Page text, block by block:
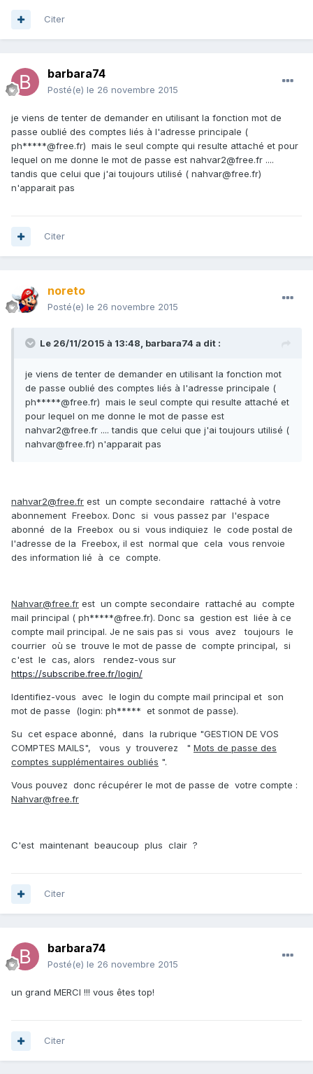
Citer
barbara74
Posté(e) le 26 novembre 2015
je viens de tenter de demander en utilisant la fonction mot de
passe oublié des comptes liés à l'adresse principale (
ph*****@free.fr) mais le seul compte qui resulte attaché et pour
lequel on me donne le mot de passe est nahvar2@free.fr ....
tandis que celui que j'ai toujours utilisé ( nahvar@free.fr)
n'apparait pas
Citer
noreto
Posté(e) le 26 novembre 2015
Le 26/11/2015 à 13:48, barbara74 a dit :
je viens de tenter de demander en utilisant la fonction mot
de passe oublié des comptes liés à l'adresse principale (
ph*****@free.fr) mais le seul compte qui resulte attaché et
pour lequel on me donne le mot de passe est
nahvar2@free.fr .... tandis que celui que j'ai toujours utilisé (
nahvar@free.fr) n'apparait pas
nahvar2@free.fr est un compte secondaire rattaché à votre
abonnement Freebox. Donc si vous passez par l'espace
abonné de la Freebox ou si vous indiquiez le code postal de
l'adresse de la Freebox, il est normal que cela vous renvoie
des information lié à ce compte.
Nahvar@free.fr est un compte secondaire rattaché au compte
mail principal ( ph*****@free.fr). Donc sa gestion est liée à ce
compte mail principal. Je ne sais pas si vous avez toujours le
courrier où se trouve le mot de passe de compte principal, si
c'est le cas, alors rendez-vous sur
https://subscribe.free.fr/login/
Identifiez-vous avec le login du compte mail principal et son
mot de passe (login: ph***** et sonmot de passe).
Su cet espace abonné, dans la rubrique "GESTION DE VOS
COMPTES MAILS", vous y trouverez " Mots de passe des
comptes supplémentaires oubliés ".
Vous pouvez donc récupérer le mot de passe de votre compte :
Nahvar@free.fr
C'est maintenant beaucoup plus clair ?
Citer
barbara74
Posté(e) le 26 novembre 2015
un grand MERCI !!! vous êtes top!
Citer